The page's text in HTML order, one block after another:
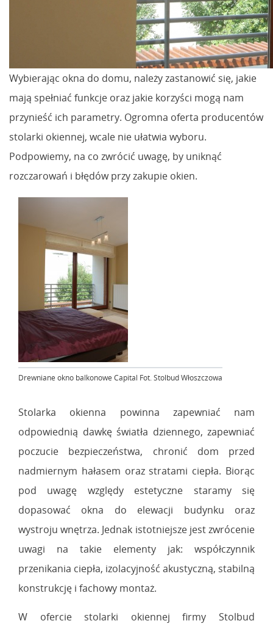
Wybierając okna do domu, należy zastanowić się, jakie
mają spełniać funkcje oraz jakie korzyści mogą nam
przynieść ich parametry. Ogromna oferta producentów
stolarki okiennej, wcale nie ułatwia wyboru.
Podpowiemy, na co zwrócić uwagę, by uniknąć
rozczarowań i błędów przy zakupie okien.
Drewniane okno balkonowe Capital Fot. Stolbud Włoszczowa
Stolarka okienna powinna zapewniać nam
odpowiednią dawkę światła dziennego, zapewniać
poczucie bezpieczeństwa, chronić dom przed
nadmiernym hałasem oraz stratami ciepła. Biorąc
pod uwagę względy estetyczne staramy się
dopasować okna do elewacji budynku oraz
wystroju wnętrza. Jednak istotniejsze jest zwrócenie
uwagi na takie elementy jak: współczynnik
przenikania ciepła, izolacyjność akustyczną, stabilną
konstrukcję i fachowy montaż.
W ofercie stolarki okiennej firmy Stolbud